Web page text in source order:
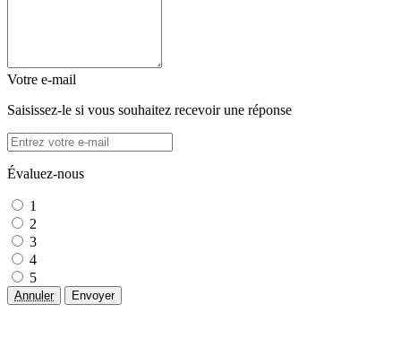
Votre e-mail
Saisissez-le si vous souhaitez recevoir une réponse
Évaluez-nous
1
2
3
4
5
Annuler Envoyer